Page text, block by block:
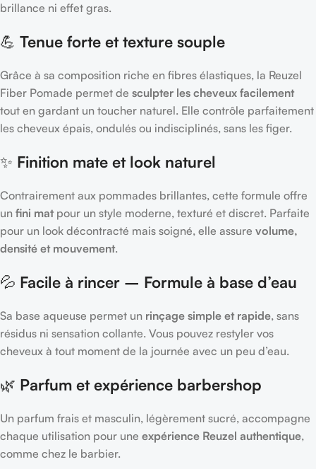
brillance ni effet gras.
💪 Tenue forte et texture souple
Grâce à sa composition riche en fibres élastiques, la Reuzel
Fiber Pomade permet de sculpter les cheveux facilement
tout en gardant un toucher naturel. Elle contrôle parfaitement
les cheveux épais, ondulés ou indisciplinés, sans les figer.
✨ Finition mate et look naturel
Contrairement aux pommades brillantes, cette formule offre
un fini matpour un style moderne, texturé et discret. Parfaite
pour un look décontracté mais soigné, elle assure volume,
densité et mouvement.
💦 Facile à rincer – Formule à base d’eau
Sa base aqueuse permet un rinçage simple et rapide, sans
résidus ni sensation collante. Vous pouvez restyler vos
cheveux à tout moment de la journée avec un peu d’eau.
🌿 Parfum et expérience barbershop
Un parfum frais et masculin, légèrement sucré, accompagne
chaque utilisation pour une expérience Reuzel authentique,
comme chez le barbier.